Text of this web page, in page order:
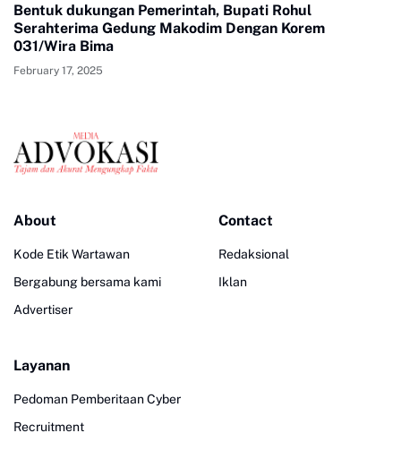
Bentuk dukungan Pemerintah, Bupati Rohul
Serahterima Gedung Makodim Dengan Korem
031/Wira Bima
February 17, 2025
About
Kode Etik Wartawan
Bergabung bersama kami
Advertiser
Contact
Redaksional
Iklan
Layanan
Pedoman Pemberitaan Cyber
Recruitment